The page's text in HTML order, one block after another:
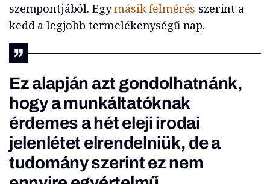
szempontjából. Egymásik felmérés szerint a
kedd a legjobb termelékenységű nap.
Ez alapján azt gondolhatnánk,
hogy a munkáltatóknak
érdemes a hét eleji irodai
jelenlétet elrendelniük, de a
tudomány szerint ez nem